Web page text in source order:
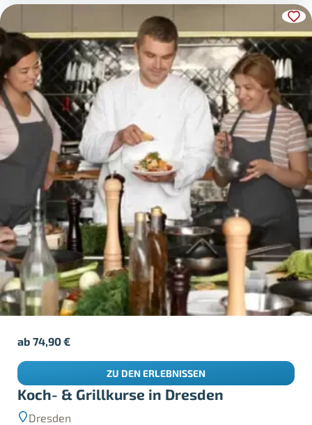
Koch- & Grillkurse in Dresden
Dresden
ab74,90€
ZU DEN ERLEBNISSEN